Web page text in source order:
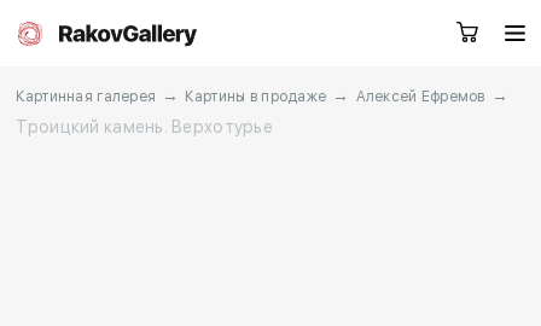
Картинная галерея → Картины в продаже → Алексей Ефремов
→
Троицкий камень. Верхотурье